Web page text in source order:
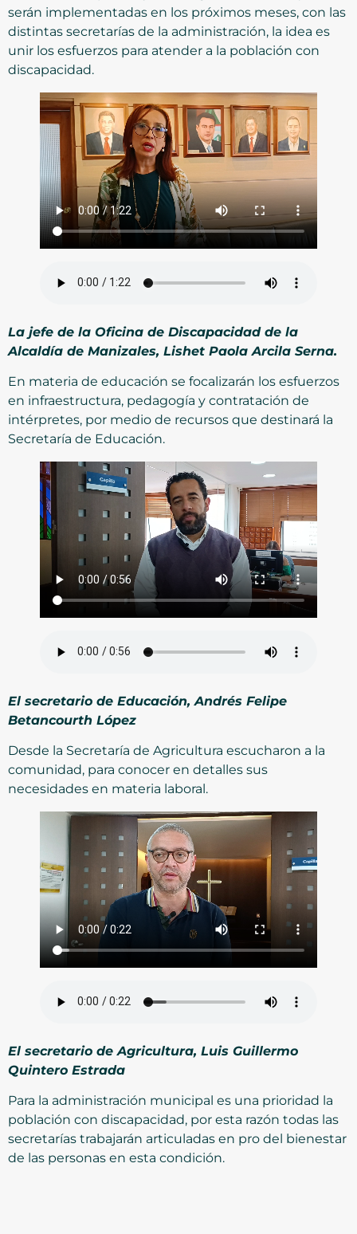
serán implementadas en los próximos meses, con las
distintas secretarías de la administración, la idea es
unir los esfuerzos para atender a la población con
discapacidad.
La jefe de la Oficina de Discapacidad de la
Alcaldía de Manizales, Lishet Paola Arcila Serna.
En materia de educación se focalizarán los esfuerzos
en infraestructura, pedagogía y contratación de
intérpretes, por medio de recursos que destinará la
Secretaría de Educación.
El secretario de Educación, Andrés Felipe
Betancourth López
Desde la Secretaría de Agricultura escucharon a la
comunidad, para conocer en detalles sus
necesidades en materia laboral.
El secretario de Agricultura, Luis Guillermo
Quintero Estrada
Para la administración municipal es una prioridad la
población con discapacidad, por esta razón todas las
secretarías trabajarán articuladas en pro del bienestar
de las personas en esta condición.